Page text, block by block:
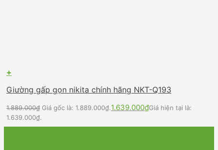
+
Giường gấp gọn nikita chính hãng NKT-Q193
1.889.000₫ Giá gốc là: 1.889.000₫.1.639.000₫Giá hiện tại là:
1.639.000₫.